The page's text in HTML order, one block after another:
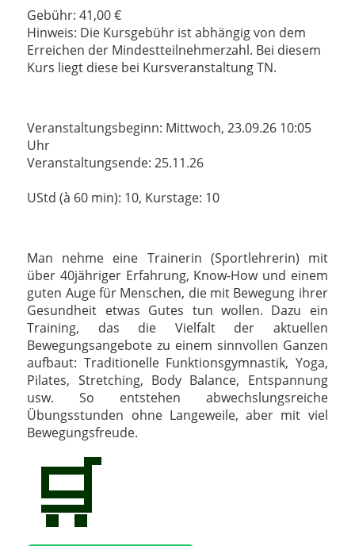
Gebühr: 41,00 €
Hinweis: Die Kursgebühr ist abhängig von dem
Erreichen der Mindestteilnehmerzahl. Bei diesem
Kurs liegt diese bei Kursveranstaltung TN.
Veranstaltungsbeginn: Mittwoch, 23.09.26 10:05
Uhr
Veranstaltungsende: 25.11.26
UStd (à 60 min): 10, Kurstage: 10
Man nehme eine Trainerin (Sportlehrerin) mit
über 40jähriger Erfahrung, Know-How und einem
guten Auge für Menschen, die mit Bewegung ihrer
Gesundheit etwas Gutes tun wollen. Dazu ein
Training, das die Vielfalt der aktuellen
Bewegungsangebote zu einem sinnvollen Ganzen
aufbaut: Traditionelle Funktionsgymnastik, Yoga,
Pilates, Stretching, Body Balance, Entspannung
usw. So entstehen abwechslungsreiche
Übungsstunden ohne Langeweile, aber mit viel
Bewegungsfreude.
🛒